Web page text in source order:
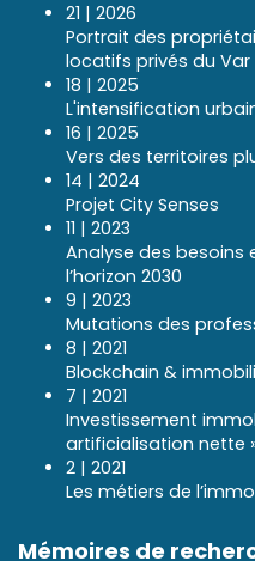
21 | 2026
Portrait des
locatifs privés du Var
18 | 2025
L'intensification
16 | 2025
Vers des territoires
14 | 2024
Projet City Senses
11 | 2023
Analyse des besoins
l’horizon 2030
9 | 2023
Mutations des
8 | 2021
Blockchain &
7 | 2021
Investissement
artificialisation nette
2 | 2021
Les métiers de
Mémoires de